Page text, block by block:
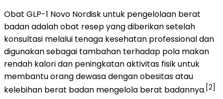
Obat GLP-1 Novo Nordisk untuk pengelolaan berat
badan adalah obat resep yang diberikan setelah
konsultasi melalui tenaga kesehatan professional dan
digunakan sebagai tambahan terhadap pola makan
rendah kalori dan peningkatan aktivitas fisik untuk
membantu orang dewasa dengan obesitas atau
kelebihan berat badan mengelola berat badannya. [2]